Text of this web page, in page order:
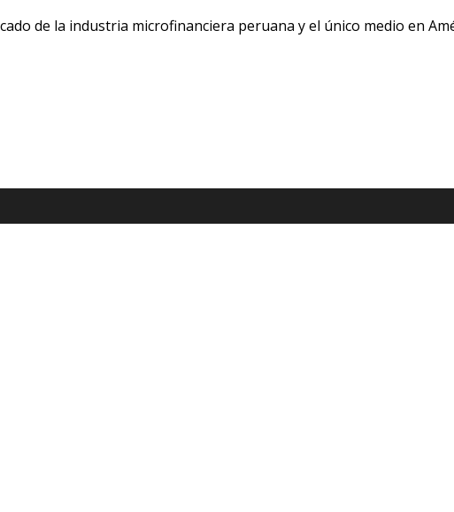
de la industria microfinanciera peruana y el único medio en